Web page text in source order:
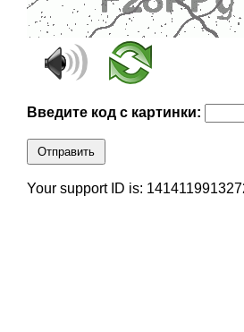
Введите код с картинки:
Отправить
Your support ID is: